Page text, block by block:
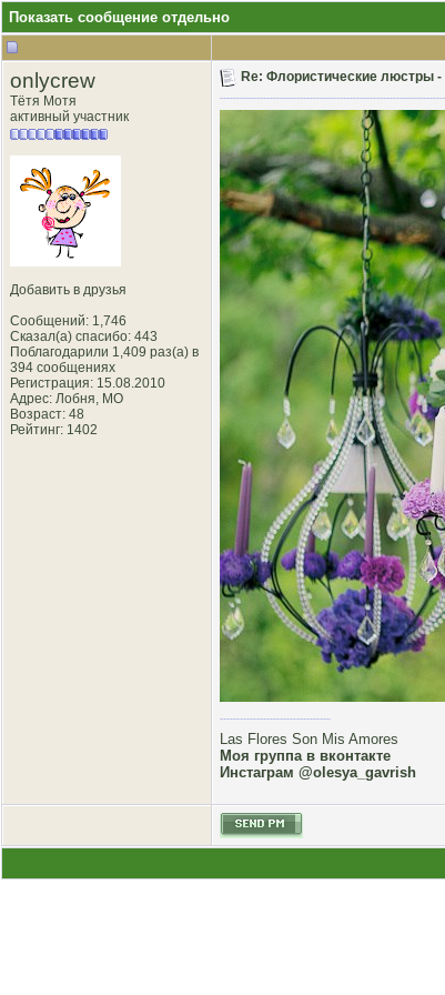
Показать сообщение отдельно
onlycrew
Тётя Мотя
активный участник
Добавить в друзья
Сообщений: 1,746
Сказал(а) спасибо: 443
Поблагодарили 1,409 раз(а) в
394 сообщениях
Регистрация: 15.08.2010
Адрес: Лобня, MO
Возраст: 48
Рейтинг: 1402
Re: Флористические люстры -
Las Flores Son Mis Amores
Моя группа в вконтакте
Инстаграм @olesya_gavrish